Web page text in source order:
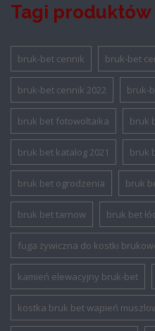
Tagi produktów
bruk-bet cennik bruk-bet
bruk-bet cennik 2022 bruk-
bruk bet fotowoltaika bruk
bruk bet katalog 2021 bruk
bruk bet ogrodzenia bruk
bruk bet tarnow bruk bet
fuga żywiczna do kostki
kamień elewacyjny bruk-bet
kostka bruk bet wapień